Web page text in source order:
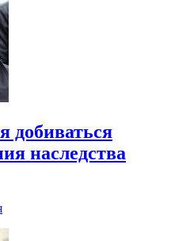
добиваться
наследства